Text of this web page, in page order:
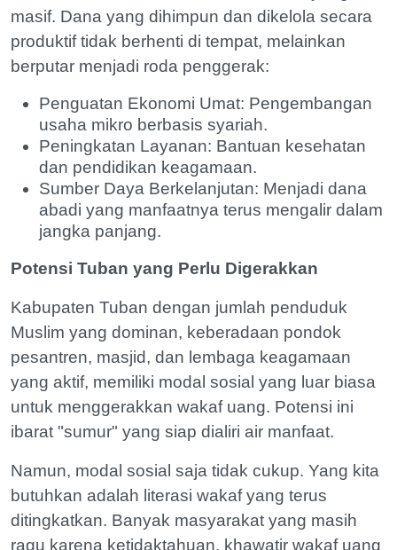
masif. Dana yang dihimpun dan dikelola secara
produktif tidak berhenti di tempat, melainkan
berputar menjadi roda penggerak:
Penguatan Ekonomi Umat: Pengembangan
usaha mikro berbasis syariah.
Peningkatan Layanan: Bantuan kesehatan
dan pendidikan keagamaan.
Sumber Daya Berkelanjutan: Menjadi dana
abadi yang manfaatnya terus mengalir dalam
jangka panjang.
Potensi Tuban yang Perlu Digerakkan
Kabupaten Tuban dengan jumlah penduduk
Muslim yang dominan, keberadaan pondok
pesantren, masjid, dan lembaga keagamaan
yang aktif, memiliki modal sosial yang luar biasa
untuk menggerakkan wakaf uang. Potensi ini
ibarat "sumur" yang siap dialiri air manfaat.
Namun, modal sosial saja tidak cukup. Yang kita
butuhkan adalah literasi wakaf yang terus
ditingkatkan. Banyak masyarakat yang masih
ragu karena ketidaktahuan, khawatir wakaf uang